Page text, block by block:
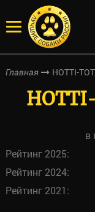
Главная HOTTI-
в
Рейтинг 2025:
Рейтинг 2024:
Рейтинг 2021: